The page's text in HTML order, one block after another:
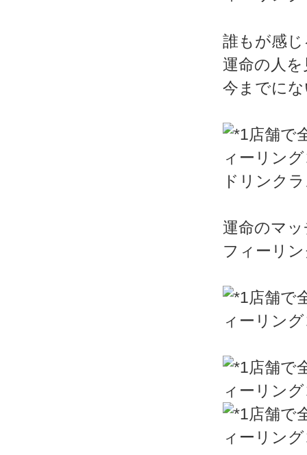
誰もが感
運命の人
今までに
ドリンク
運命のマ
フィーリ